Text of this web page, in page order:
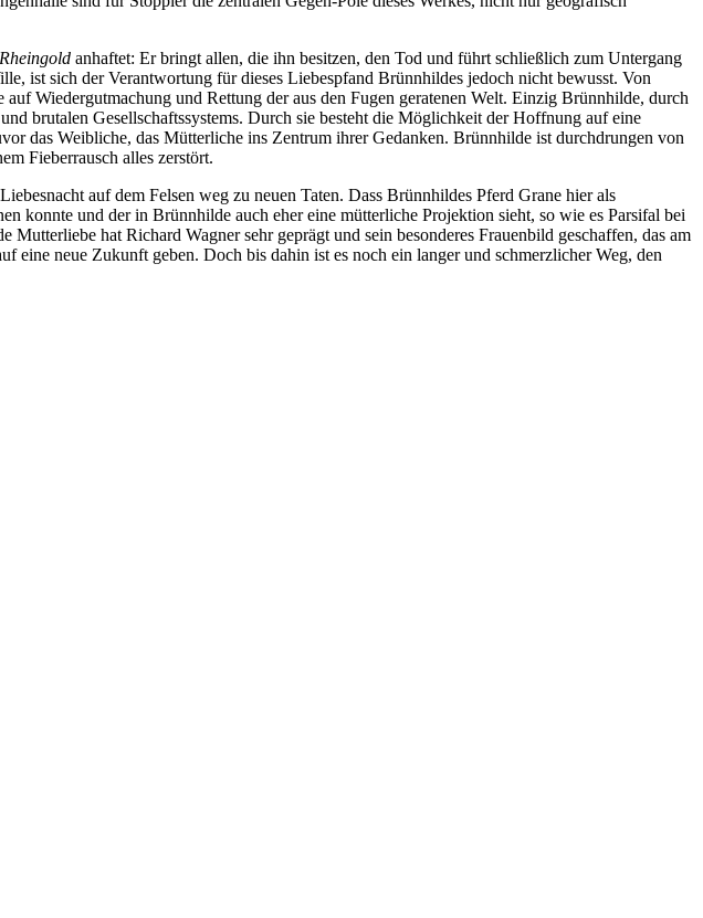
Rheingold anhaftet: Er bringt allen, die ihn besitzen, den Tod und führt schließlich zum Untergang
ist sich der Verantwortung für dieses Liebespfand Brünnhildes jedoch nicht bewusst. Von
Wiedergutmachung und Rettung der aus den Fugen geratenen Welt. Einzig Brünnhilde, durch
brutalen Gesellschaftssystems. Durch sie besteht die Möglichkeit der Hoffnung auf eine
das Weibliche, das Mütterliche ins Zentrum ihrer Gedanken. Brünnhilde ist durchdrungen von
Fieberrausch alles zerstört.
auf dem Felsen weg zu neuen Taten. Dass Brünnhildes Pferd Grane hier als
konnte und der in Brünnhilde auch eher eine mütterliche Projektion sieht, so wie es Parsifal bei
hat Richard Wagner sehr geprägt und sein besonderes Frauenbild geschaffen, das am
neue Zukunft geben. Doch bis dahin ist es noch ein langer und schmerzlicher Weg, den